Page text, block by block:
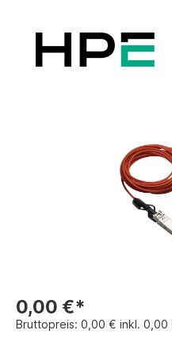
0,00 €*
Bruttopreis: 0,00 € inkl. 0,00